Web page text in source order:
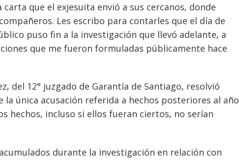
que el exjesuita envió a sus cercanos, donde
Les escribo para contarles que el día de
puso fin a la investigación que llevó adelante, a
que me fueron formuladas públicamente hace
del 12° juzgado de Garantía de Santiago, resolvió
única acusación referida a hechos posteriores al año
hechos, incluso si ellos fueran ciertos, no serían
durante la investigación en relación con